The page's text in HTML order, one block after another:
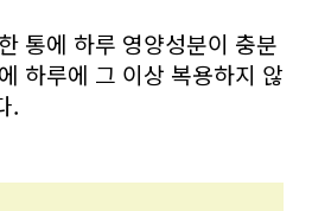
통에 하루 영양성분이 충분
하루에 그 이상 복용하지 않
.